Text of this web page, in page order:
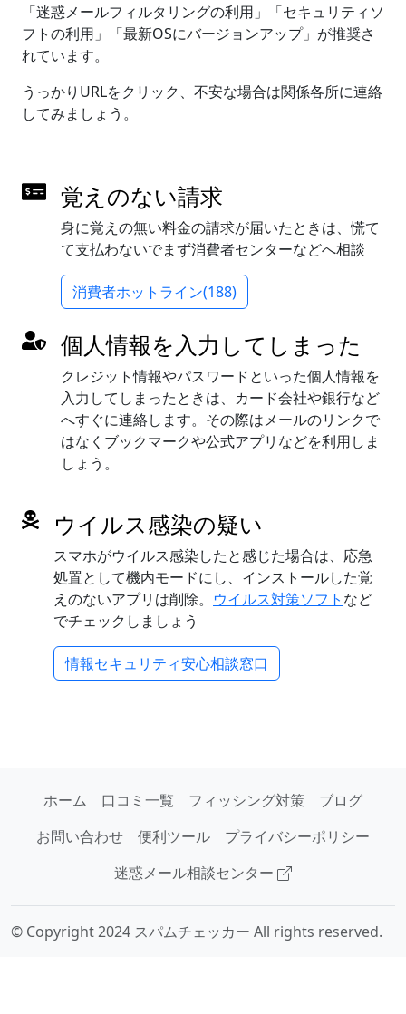
「迷惑メールフィルタリングの利用」「セキュリティソ
フトの利用」「最新OSにバージョンアップ」が推奨さ
れています。
うっかりURLをクリック、不安な場合は関係各所に連絡
してみましょう。
覚えのない請求
身に覚えの無い料金の請求が届いたときは、慌て
て支払わないでまず消費者センターなどへ相談
消費者ホットライン(188)
個人情報を入力してしまった
クレジット情報やパスワードといった個人情報を
入力してしまったときは、カード会社や銀行など
へすぐに連絡します。その際はメールのリンクで
はなくブックマークや公式アプリなどを利用しま
しょう。
ウイルス感染の疑い
スマホがウイルス感染したと感じた場合は、応急
処置として機内モードにし、インストールした覚
えのないアプリは削除。 ウイルス対策ソフト など
でチェックしましょう
情報セキュリティ安心相談窓口
ホーム 口コミ一覧 フィッシング対策
ブログ
お問い合わせ
便利ツール
プライバシーポリシー
迷惑メール相談センター
© Copyright 2024 スパムチェッカー All rights reserved.